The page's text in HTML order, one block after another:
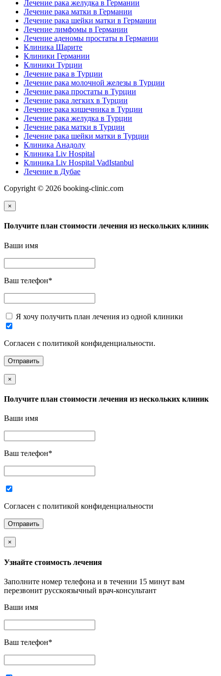
Лечение рака желудка в Германии
Лечение рака матки в Германии
Лечение рака шейки матки в Германии
Лечение лимфомы в Германии
Лечение аденомы простаты в Германии
Клиника Шарите
Клиники Германии
Клиники Турции
Лечение рака в Турции
Лечение рака молочной железы в Турции
Лечение рака простаты в Турции
Лечение рака легких в Турции
Лечение рака кишечника в Турции
Лечение рака желудка в Турции
Лечение рака матки в Турции
Лечение рака шейки матки в Турции
Клиника Анадолу
Клиника Liv Hospital
Клиника Liv Hospital VadIstanbul
Лечение в Дубае
Copyright © 2026 booking-clinic.com
×
Получите план стоимости лечения из нескольких клиник
Ваши имя
Ваш телефон*
Я хочу получить план лечения из одной клиники
Согласен с политикой конфиденциальности.
×
Получите план стоимости лечения из нескольких клиник
Ваши имя
Ваш телефон*
Согласен с политикой конфиденциальности
×
Узнайте стоимость лечения
Заполните номер телефона и в течении 15 минут вам
перезвонит русскоязычный врач-консультант
Ваши имя
Ваш телефон*